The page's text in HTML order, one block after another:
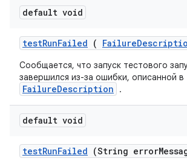
default void
testRunFailed ( Failure
Сообщается, что запуск тестового
завершился из-за ошибки, описанной в
FailureDescription .
default void
testRunFailed (String error